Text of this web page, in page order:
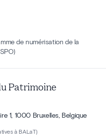
de numérisation de la
Patrimoine
1, 1000 Bruxelles, Belgique
à BALaT)